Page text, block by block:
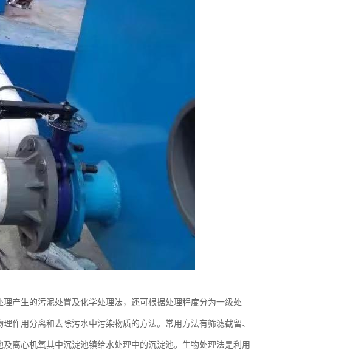
产生的污泥处置及化学处理法，还可根据处理程度分为一级处
作用分离和去除污水中污染物质的方法。常用方法有筛滤截留、
离心机氧其中沉淀池镇给水处理中的沉淀池。生物处理法是利用